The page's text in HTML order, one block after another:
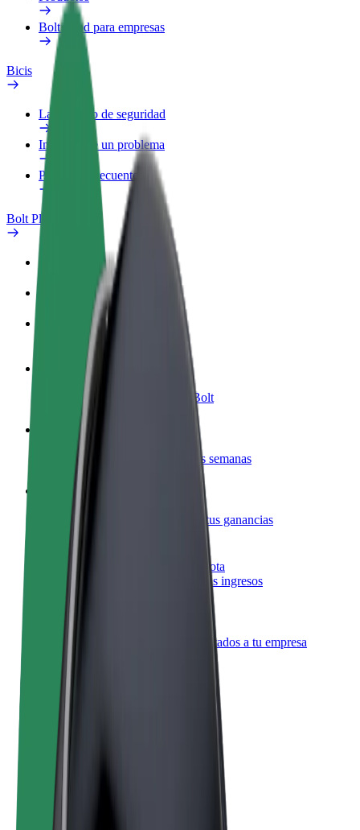
Bolt Food para empresas
Bicis
Laboratorio de seguridad
Informar de un problema
Preguntas frecuentes
Bolt Plus
Cómo unirse
Preguntas frecuentes
Colaborar como conductor
Gana dinero colaborando con Bolt
Colaborar como repartidor
Reparte comida y cobra todas las semanas
Añadir un restaurante o tienda
Llega a más clientes y maximiza tus ganancias
Registrarse como propietario de flota
Añade tu flota a Bolt y potencia tus ingresos
Bolt para empresas
Productos y servicios de Bolt adaptados a tu empresa
Términos y Condiciones
Privacidad
Cookies
© 2026 Bolt Technology OÜ